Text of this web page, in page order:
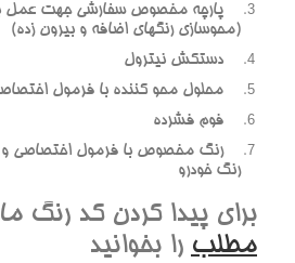
(محوسازي رنگهاي اضافه و بيرون زده)
دستکش نيترول
محلول محو کننده با فرمول
فوم فشرده
رنگ مخصوص با فرمول اختصاصي و
رنگ خودرو
براي پيدا کردن کد رنگ
مطلب را بخوانيد